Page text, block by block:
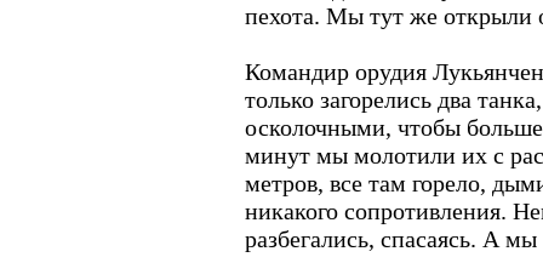
пехота. Мы тут же открыли
Командир орудия
только загорелись два
осколочными, чтобы
минут мы молотили их с
метров, все там горело,
никакого сопротивления.
разбегались, спасаясь. А